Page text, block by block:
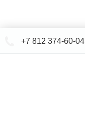
+7 812 374-60-04